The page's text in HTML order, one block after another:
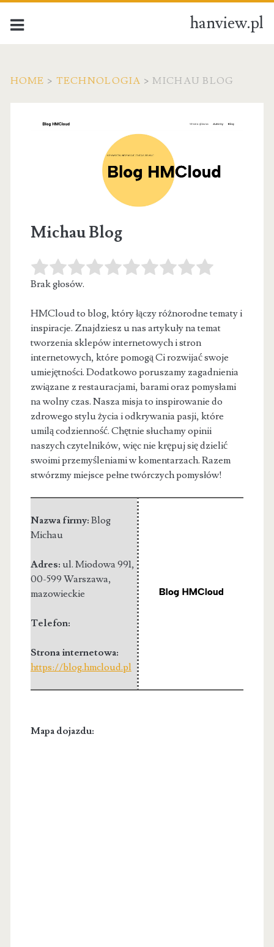
hanview.pl
HOME > TECHNOLOGIA >MICHAU BLOG
Michau Blog
Brak głosów.
HMCloud to blog, który łączy różnorodne tematy i
inspiracje. Znajdziesz u nas artykuły na temat
tworzenia sklepów internetowych i stron
internetowych, które pomogą Ci rozwijać swoje
umiejętności. Dodatkowo poruszamy zagadnienia
związane z restauracjami, barami oraz pomysłami
na wolny czas. Nasza misja to inspirowanie do
zdrowego stylu życia i odkrywania pasji, które
umilą codzienność. Chętnie słuchamy opinii
naszych czytelników, więc nie krępuj się dzielić
swoimi przemyśleniami w komentarzach. Razem
stwórzmy miejsce pełne twórczych pomysłów!
Nazwa firmy: Blog
Michau
Adres: ul. Miodowa 991,
00-599 Warszawa,
mazowieckie
Telefon:
Strona internetowa:
https://blog.hmcloud.pl
Mapa dojazdu: